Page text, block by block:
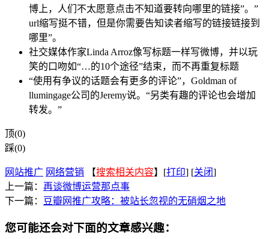
博上，人们不太愿意点击不知道要转向哪里的链接”。”
url缩写挺不错，但是你需要告知读者缩写的链接链接到
哪里”。
社交媒体作家Linda Arroz像写标题一样写微博，并以玩
笑的口吻如“…的10个途径”结束，而不再重复标题
“使用有争议的话题会有更多的评论”，Goldman of
llumingage公司的Jeremy说。“另类有趣的评论也会增加
转发。”
顶(0)
踩(0)
网站推广 网络营销 【搜索相关内容】[打印] [关闭]
上一篇： 再谈微博运营那点事
下一篇：
豆瓣网推广攻略：被站长忽视的无硝烟之地
您可能还会对下面的文章感兴趣：